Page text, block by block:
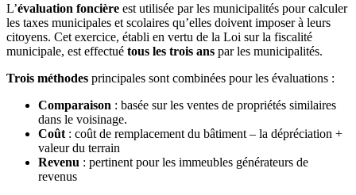
L’évaluation foncière est utilisée par les municipalités pour calculer
les taxes municipales et scolaires qu’elles doivent imposer à leurs
citoyens. Cet exercice, établi en vertu de la Loi sur la fiscalité
municipale, est effectué tous les trois ans par les municipalités.
Trois méthodes principales sont combinées pour les évaluations :
Comparaison : basée sur les ventes de propriétés similaires
dans le voisinage.
Coût : coût de remplacement du bâtiment – la dépréciation +
valeur du terrain
Revenu : pertinent pour les immeubles générateurs de
revenus